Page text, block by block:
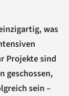
was
Projekte sind
geschossen,
sein –